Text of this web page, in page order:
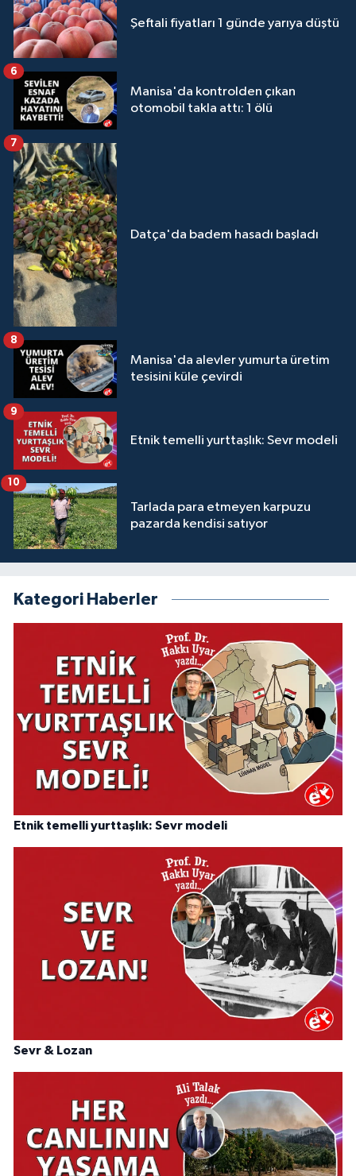
Şeftali fiyatları 1 günde yarıya düştü
Manisa'da kontrolden çıkan
otomobil takla attı: 1 ölü
6
Datça'da badem hasadı başladı
7
Manisa'da alevler yumurta üretim
tesisini küle çevirdi
8
Etnik temelli yurttaşlık: Sevr modeli
9
Tarlada para etmeyen karpuzu
pazarda kendisi satıyor
10
Kategori Haberler
Etnik temelli yurttaşlık: Sevr modeli
Sevr & Lozan